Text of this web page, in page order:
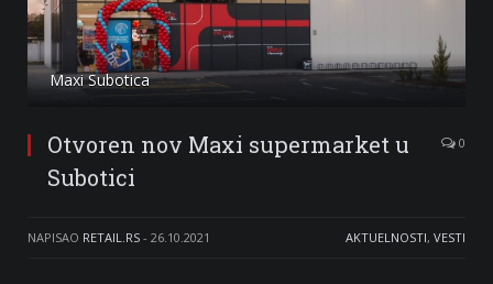
Maxi Subotica
Otvoren nov Maxi supermarket u
Subotici
0
NAPISAO RETAIL.RS - 26.10.2021 AKTUELNOSTI, VESTI